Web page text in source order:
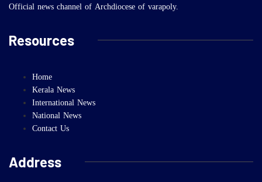
Official news channel of Archdiocese of varapoly.
Resources
Home
Kerala News
International News
National News
Contact Us
Address